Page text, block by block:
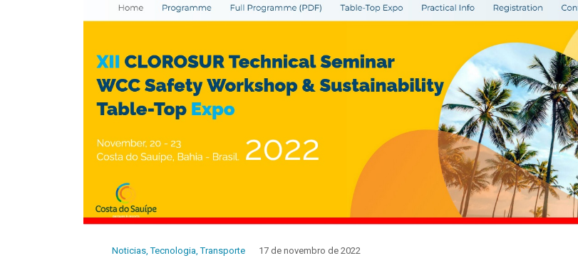
Noticias,Tecnologia,Transporte 17 de novembro de 2022